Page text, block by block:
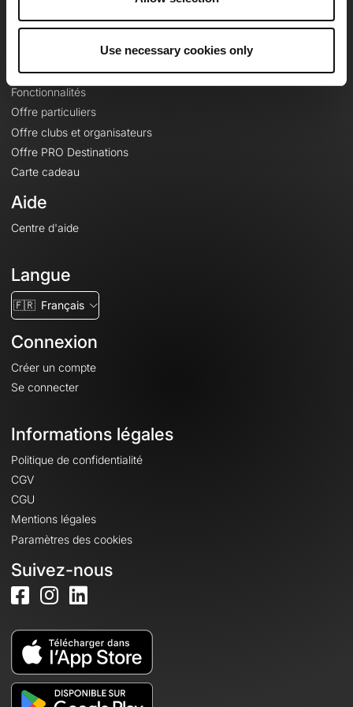
Use necessary cookies only
Le Mag'
Fonds de cartes topographiques
Fonctionnalités
Offre particuliers
Offre clubs et organisateurs
Offre PRO Destinations
Carte cadeau
Aide
Centre d'aide
Langue
🇫🇷 Français
Connexion
Créer un compte
Se connecter
Informations légales
Politique de confidentialité
CGV
CGU
Mentions légales
Paramètres des cookies
Suivez-nous